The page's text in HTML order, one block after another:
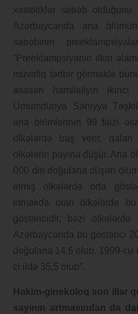
xəstəliklər səbəb olduğunu
Azərbaycanda ana
səbəbinin
“Preeklampsiyanın ilkin
müvafiq tədbir görməklə
əsasən hamiləliyin ikinci
Ümumdünya Səhiyyə
ana ölümlərinin 99 faizi
ölkələrdə baş verir,
ölkələrin payına düşür. Ana
000 diri doğulana düşən
etmiş ölkələrdə orta
etməkdə olan ölkələrdə
göstəricidir, bəzi
Azərbaycanda bu göstərici
doğulana 14,6 olub. 1999-cu
ci ildə 35,5 olub”.
Həkim-ginekoloq son illər
sayının artmasından da